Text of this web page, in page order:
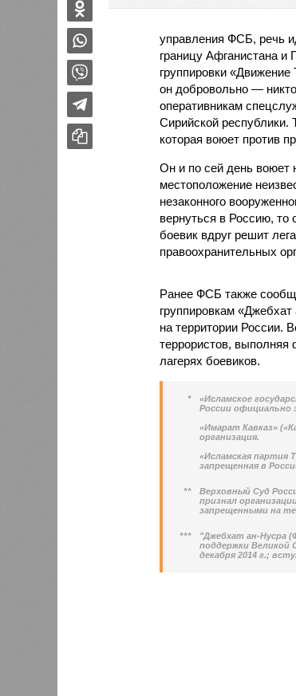
управления ФСБ, речь
границу Афганистана и
группировки
он добровольно —
оперативникам
Сирийской республики.
которая воюет против
Он и по сей день воюет
местоположение
незаконного
вернуться в Россию, то
боевик вдруг решит
правоохранительных
Ранее ФСБ также
группировкам
на территории России.
террористов, выполняя
лагерях боевиков.
*
«Исламское
России официально
«Имарат Кавказ»
организация.
«Исламская партия
запрещенная в
**
Верховный Суд
признал
запрещенными на
***
"Джебхат ан-Нусра
поддержки Великой
декабря 2014 г.;